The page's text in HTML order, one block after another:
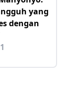
yang
dengan